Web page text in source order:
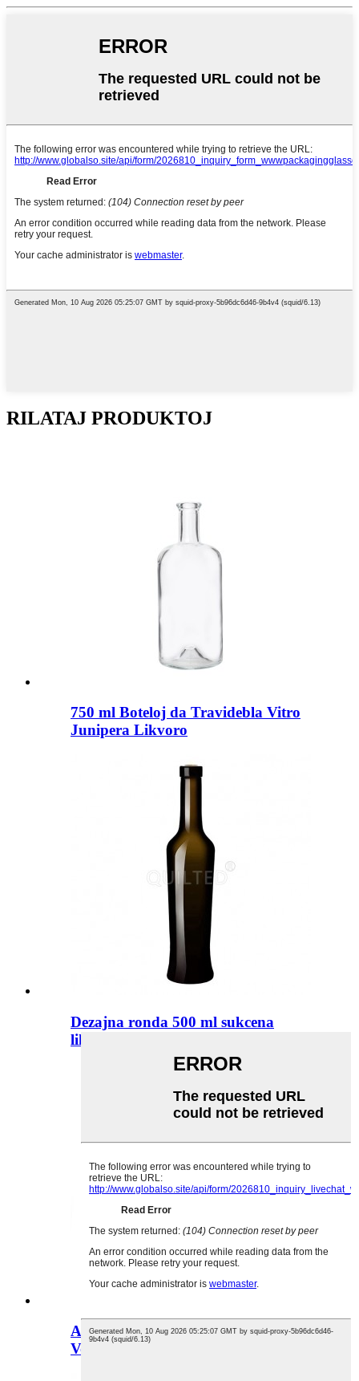
RILATAJ PRODUKTOJ
750 ml Boteloj da Travidebla Vitro
Junipera Likvoro
Dezajna ronda 500 ml sukcena
likvora glaso por...
Altkvalita 1000 ml Liquor Glass
Vodko-botelo